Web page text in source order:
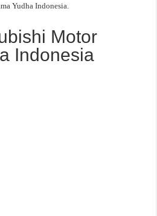
Yudha Indonesia.
Motor
Indonesia